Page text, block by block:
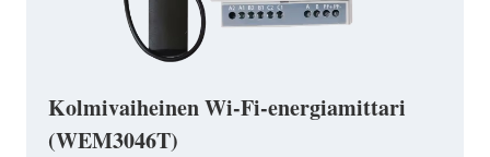
Kolmivaiheinen Wi-Fi-energiamittari
(WEM3046T)